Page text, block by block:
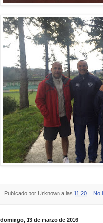
Publicado por Unknown a las 11:20 No
domingo, 13 de marzo de 2016